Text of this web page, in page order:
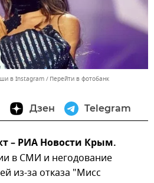
в Instagram Перейти в фотобанк
Дзен Telegram
– РИА Новости Крым.
в СМИ и негодование
из-за отказа "Мисс